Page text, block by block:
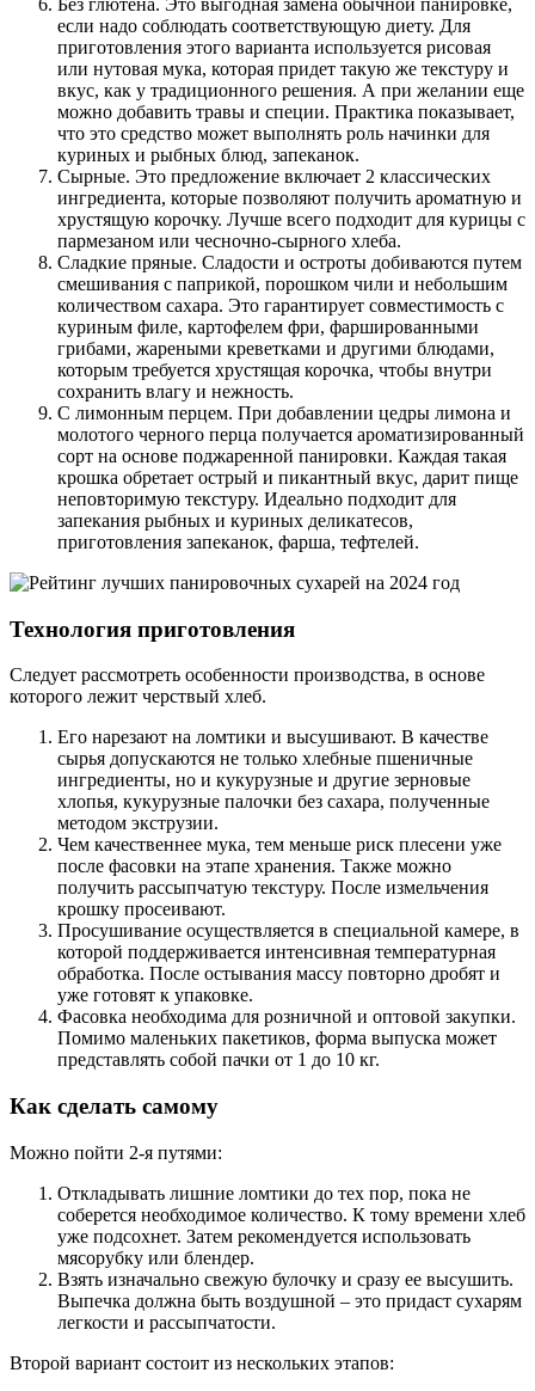
если надо соблюдать соответствующую диету. Для
приготовления этого варианта используется рисовая
или нутовая мука, которая придет такую же текстуру и
вкус, как у традиционного решения. А при желании еще
можно добавить травы и специи. Практика показывает,
что это средство может выполнять роль начинки для
куриных и рыбных блюд, запеканок.
Сырные. Это предложение включает 2 классических
ингредиента, которые позволяют получить ароматную и
хрустящую корочку. Лучше всего подходит для курицы с
пармезаном или чесночно-сырного хлеба.
Сладкие пряные. Сладости и остроты добиваются путем
смешивания с паприкой, порошком чили и небольшим
количеством сахара. Это гарантирует совместимость с
куриным филе, картофелем фри, фаршированными
грибами, жареными креветками и другими блюдами,
которым требуется хрустящая корочка, чтобы внутри
сохранить влагу и нежность.
С лимонным перцем. При добавлении цедры лимона и
молотого черного перца получается ароматизированный
сорт на основе поджаренной панировки. Каждая такая
крошка обретает острый и пикантный вкус, дарит пище
неповторимую текстуру. Идеально подходит для
запекания рыбных и куриных деликатесов,
приготовления запеканок, фарша, тефтелей.
Технология приготовления
Следует рассмотреть особенности производства, в основе
которого лежит черствый хлеб.
Его нарезают на ломтики и высушивают. В качестве
сырья допускаются не только хлебные пшеничные
ингредиенты, но и кукурузные и другие зерновые
хлопья, кукурузные палочки без сахара, полученные
методом экструзии.
Чем качественнее мука, тем меньше риск плесени уже
после фасовки на этапе хранения. Также можно
получить рассыпчатую текстуру. После измельчения
крошку просеивают.
Просушивание осуществляется в специальной камере, в
которой поддерживается интенсивная температурная
обработка. После остывания массу повторно дробят и
уже готовят к упаковке.
Фасовка необходима для розничной и оптовой закупки.
Помимо маленьких пакетиков, форма выпуска может
представлять собой пачки от 1 до 10 кг.
Как сделать самому
Можно пойти 2-я путями:
Откладывать лишние ломтики до тех пор, пока не
соберется необходимое количество. К тому времени хлеб
уже подсохнет. Затем рекомендуется использовать
мясорубку или блендер.
Взять изначально свежую булочку и сразу ее высушить.
Выпечка должна быть воздушной – это придаст сухарям
легкости и рассыпчатости.
Второй вариант состоит из нескольких этапов: